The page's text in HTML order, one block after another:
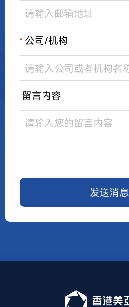
* 公司/机构
留言内容
发送消息